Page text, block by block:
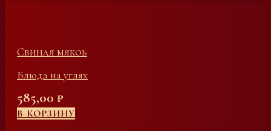
Свиная мякоь
Блюда на углях
585,00 ₽
В КОРЗИНУ